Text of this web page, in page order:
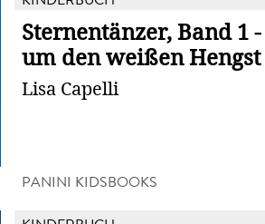
Sternentänzer, Band 1 -
um den weißen Hengst
Lisa Capelli
PANINI KIDSBOOKS